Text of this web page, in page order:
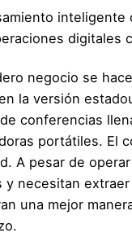
inteligente
digitales
negocio se
la versión
conferencias
portátiles. El
A pesar de
y necesitan
una mejor